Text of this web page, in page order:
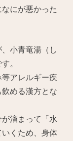
にが悪かった
小青竜湯（し
。
アレルギー疾
める漢方とな
溜まって「水
くため、身体